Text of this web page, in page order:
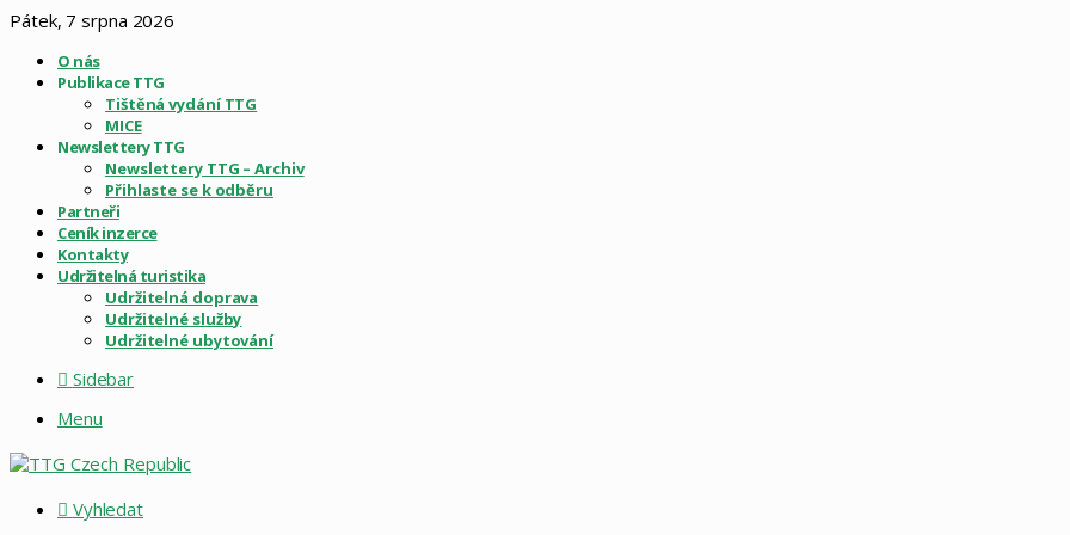
Pátek, 7 srpna 2026
O nás
Publikace TTG
Tištěná vydání TTG
MICE
Newslettery TTG
Newslettery TTG – Archiv
Přihlaste se k odběru
Partneři
Ceník inzerce
Kontakty
Udržitelná turistika
Udržitelná doprava
Udržitelné služby
Udržitelné ubytování
Sidebar
Menu
Vyhledat